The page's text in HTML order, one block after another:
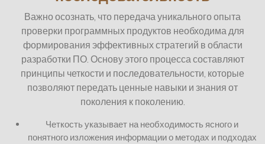
Важно осознать, что передача уникального опыта
проверки программных продуктов необходима для
формирования эффективных стратегий в области
разработки ПО. Основу этого процесса составляют
принципы четкости и последовательности, которые
позволяют передать ценные навыки и знания от
поколения к поколению.
Четкость указывает на необходимость ясного и
понятного изложения информации о методах и подходах